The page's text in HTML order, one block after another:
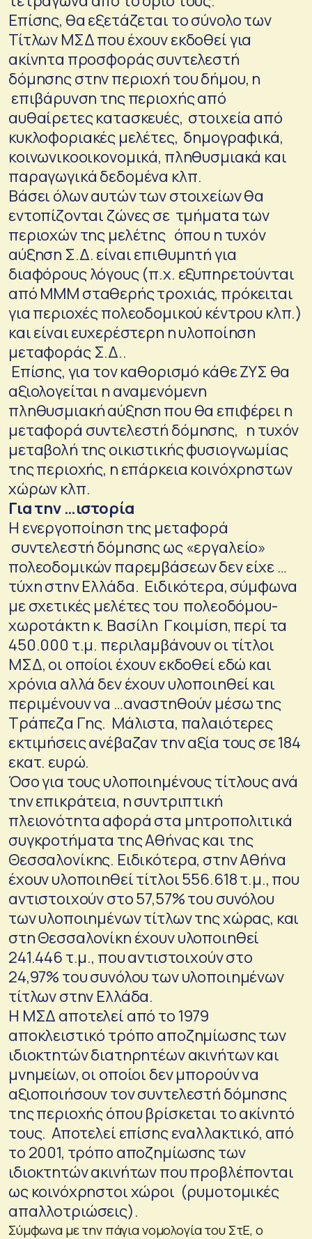
Επίσης, θα εξετάζεται το σύνολο των
Τίτλων ΜΣΔ που έχουν εκδοθεί για
ακίνητα προσφοράς συντελεστή
δόμησης στην περιοχή του δήμου, η
επιβάρυνση της περιοχής από
αυθαίρετες κατασκευές, στοιχεία από
κυκλοφοριακές μελέτες, δημογραφικά,
κοινωνικοοικονομικά, πληθυσμιακά και
παραγωγικά δεδομένα κλπ.
Βάσει όλων αυτών των στοιχείων θα
εντοπίζονται ζώνες σε τμήματα των
περιοχών της μελέτης όπου η τυχόν
αύξηση Σ.Δ. είναι επιθυμητή για
διαφόρους λόγους (π.χ. εξυπηρετούνται
από ΜΜΜ σταθερής τροχιάς, πρόκειται
για περιοχές πολεοδομικού κέντρου κλπ.)
και είναι ευχερέστερη η υλοποίηση
μεταφοράς Σ.Δ..
Επίσης, για τον καθορισμό κάθε ΖΥΣ θα
αξιολογείται η αναμενόμενη
πληθυσμιακή αύξηση που θα επιφέρει η
μεταφορά συντελεστή δόμησης, η τυχόν
μεταβολή της οικιστικής φυσιογνωμίας
της περιοχής, η επάρκεια κοινόχρηστων
χώρων κλπ.
Για την …ιστορία
Η ενεργοποίηση της μεταφορά
συντελεστή δόμησης ως «εργαλείο»
πολεοδομικών παρεμβάσεων δεν είχε …
τύχη στην Ελλάδα. Ειδικότερα, σύμφωνα
με σχετικές μελέτες του πολεοδόμου-
χωροτάκτη κ. Βασίλη Γκοιμίση, περί τα
450.000 τ.μ. περιλαμβάνουν οι τίτλοι
ΜΣΔ, οι οποίοι έχουν εκδοθεί εδώ και
χρόνια αλλά δεν έχουν υλοποιηθεί και
περιμένουν να …αναστηθούν μέσω της
Τράπεζα Γης. Μάλιστα, παλαιότερες
εκτιμήσεις ανέβαζαν την αξία τους σε 184
εκατ. ευρώ.
Όσο για τους υλοποιημένους τίτλους ανά
την επικράτεια, η συντριπτική
πλειονότητα αφορά στα μητροπολιτικά
συγκροτήματα της Αθήνας και της
Θεσσαλονίκης. Ειδικότερα, στην Αθήνα
έχουν υλοποιηθεί τίτλοι 556.618 τ.μ., που
αντιστοιχούν στο 57,57% του συνόλου
των υλοποιημένων τίτλων της χώρας, και
στη Θεσσαλονίκη έχουν υλοποιηθεί
241.446 τ.μ., που αντιστοιχούν στο
24,97% του συνόλου των υλοποιημένων
τίτλων στην Ελλάδα.
Η ΜΣΔ αποτελεί από το 1979
αποκλειστικό τρόπο αποζημίωσης των
ιδιοκτητών διατηρητέων ακινήτων και
μνημείων, οι οποίοι δεν μπορούν να
αξιοποιήσουν τον συντελεστή δόμησης
της περιοχής όπου βρίσκεται το ακίνητό
τους. Αποτελεί επίσης εναλλακτικό, από
το 2001, τρόπο αποζημίωσης των
ιδιοκτητών ακινήτων που προβλέπονται
ως κοινόχρηστοι χώροι (ρυμοτομικές
απαλλοτριώσεις).
Σύμφωνα με την πάγια νομολογία του ΣτΕ, ο